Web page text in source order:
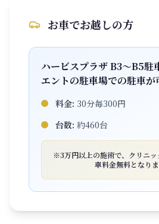
お車でお越しの方
ハービスプラザ B3〜B5
エントの駐車場での駐車が
料金: 30分毎300円
台数: 約460台
※3万円以上の施術で、クリニッ
車料金無料となりま